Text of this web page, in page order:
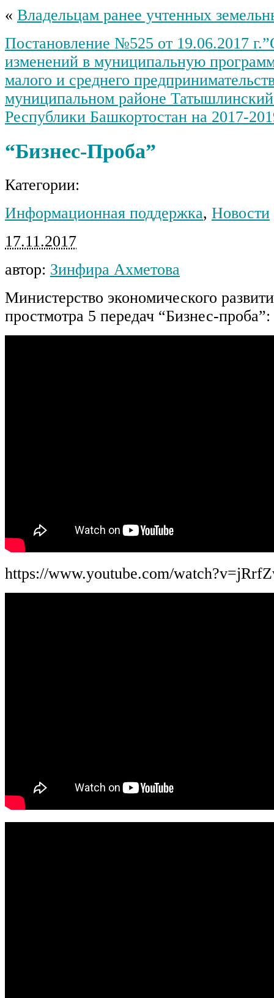
« Владельцам ранее учтенных
Постановление №525 от 19.06.2017
изменений в муниципальную
малого и среднего
муниципальном районе
Республики Башкортостан на 2017-
“Бизнес-Проба”
Категории:
Информационная поддержка, Новости
17.11.2017
автор: Зинфира Ахметова
Министерство экономического
простмотра 5 передач “Бизнес-проба”:
https://www.youtube.com/